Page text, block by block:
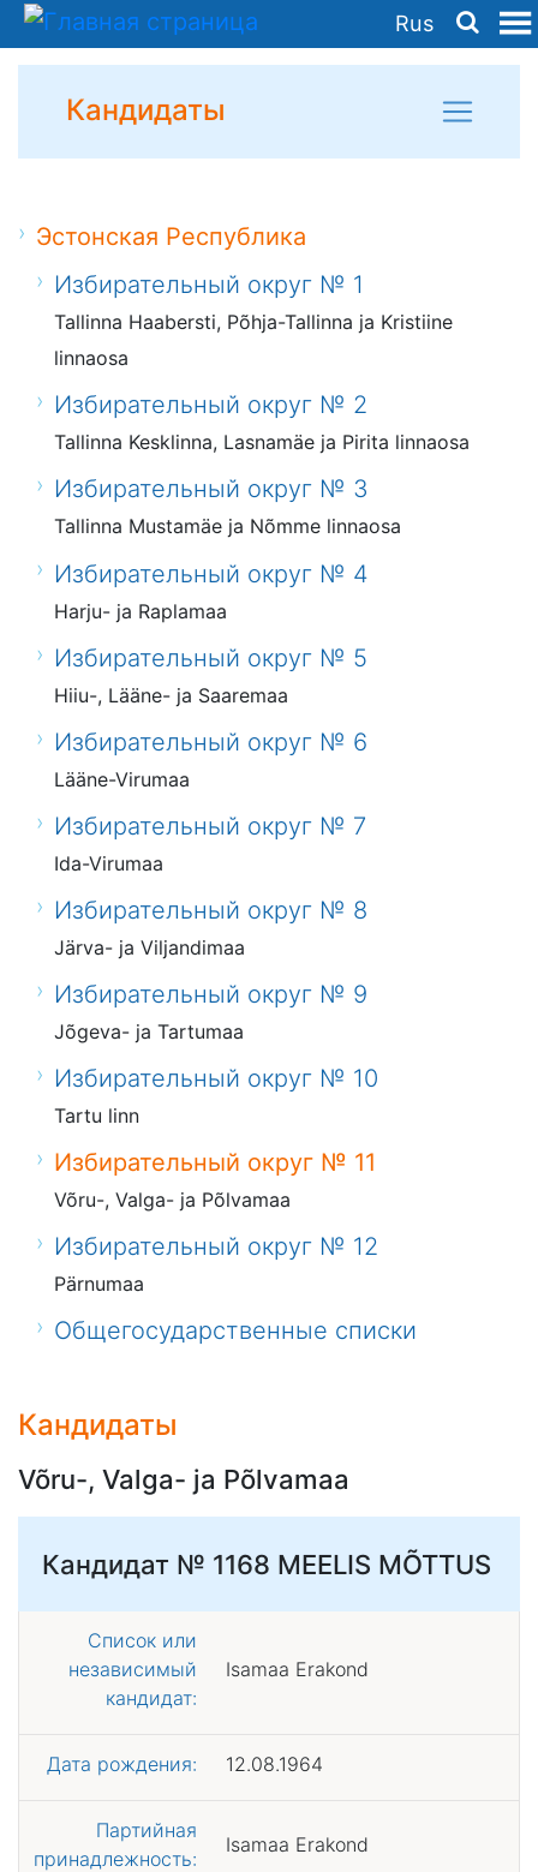
Rus
Кандидаты
Эстонская Республика
Избирательный округ № 1
Tallinna Haabersti, Põhja-Tallinna ja Kristiine
linnaosa
Избирательный округ № 2
Tallinna Kesklinna, Lasnamäe ja Pirita linnaosa
Избирательный округ № 3
Tallinna Mustamäe ja Nõmme linnaosa
Избирательный округ № 4
Harju- ja Raplamaa
Избирательный округ № 5
Hiiu-, Lääne- ja Saaremaa
Избирательный округ № 6
Lääne-Virumaa
Избирательный округ № 7
Ida-Virumaa
Избирательный округ № 8
Järva- ja Viljandimaa
Избирательный округ № 9
Jõgeva- ja Tartumaa
Избирательный округ № 10
Tartu linn
Избирательный округ № 11
Võru-, Valga- ja Põlvamaa
Избирательный округ № 12
Pärnumaa
Общегосударственные списки
Кандидаты
Võru-, Valga- ja Põlvamaa
Кандидат № 1168 MEELIS MÕTTUS
Список или
независимый
кандидат:
Isamaa Erakond
Дата рождения: 12.08.1964
Партийная
принадлежность:
Isamaa Erakond